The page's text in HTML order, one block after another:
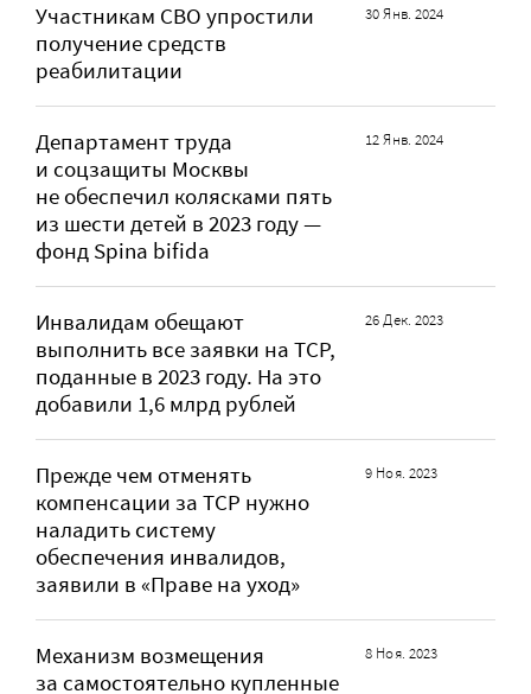
Участникам СВО упростили
получение средств
реабилитации
30 Янв. 2024
Департамент труда
и соцзащиты Москвы
не обеспечил колясками пять
из шести детей в 2023 году —
фонд Spina bifida
12 Янв. 2024
Инвалидам обещают
выполнить все заявки на ТСР,
поданные в 2023 году. На это
добавили 1,6 млрд рублей
26 Дек. 2023
Прежде чем отменять
компенсации за ТСР нужно
наладить систему
обеспечения инвалидов,
заявили в «Праве на уход»
9 Ноя. 2023
Механизм возмещения
за самостоятельно купленные
8 Ноя. 2023